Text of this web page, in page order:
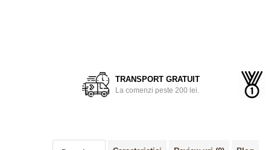
TRANSPORT GRATUIT
La comenzi peste 200 lei.